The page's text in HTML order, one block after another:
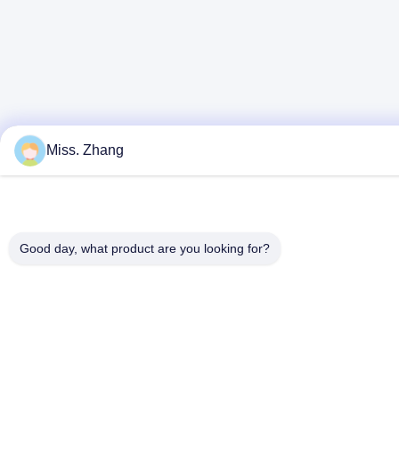
Miss. Zhang
Good day, what product are you looking for?